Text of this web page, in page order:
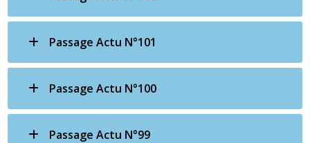
Passage Actu N°101
Passage Actu N°100
Passage Actu N°99